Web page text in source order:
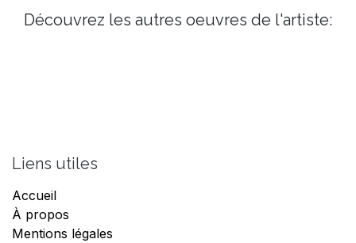
Découvrez les autres oeuvres de l'artiste:
Liens utiles
Accueil
À propos
Mentions légales